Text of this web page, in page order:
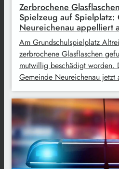
Zerbrochene
Spielzeug auf Spielplatz:
Neureichenau appelliert
Am Grundschulspielplatz
zerbrochene Glasflaschen
mutwillig beschädigt worden.
Gemeinde Neureichenau